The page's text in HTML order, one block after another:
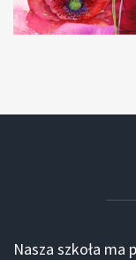
Nasza szkoła